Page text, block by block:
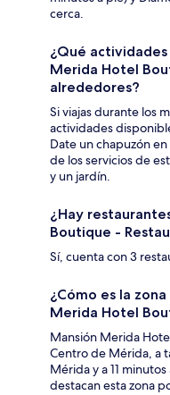
cerca.
¿Qué
Merida Hotel
alrededores?
Si viajas durante los
actividades
Date un chapuzón
de los servicios de
y un jardín.
¿Hay
Boutique -
Sí, cuenta con 3
¿Cómo es la
Merida Hotel
Mansión Merida
Centro de Mérida, a
Mérida y a 11
destacan esta zona